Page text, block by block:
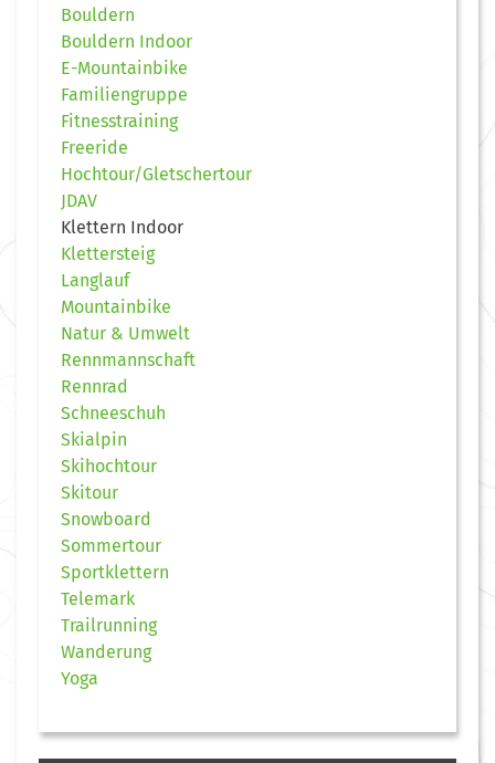
Bouldern
Bouldern Indoor
E-Mountainbike
Familiengruppe
Fitnesstraining
Freeride
Hochtour/Gletschertour
JDAV
Klettern Indoor
Klettersteig
Langlauf
Mountainbike
Natur & Umwelt
Rennmannschaft
Rennrad
Schneeschuh
Skialpin
Skihochtour
Skitour
Snowboard
Sommertour
Sportklettern
Telemark
Trailrunning
Wanderung
Yoga